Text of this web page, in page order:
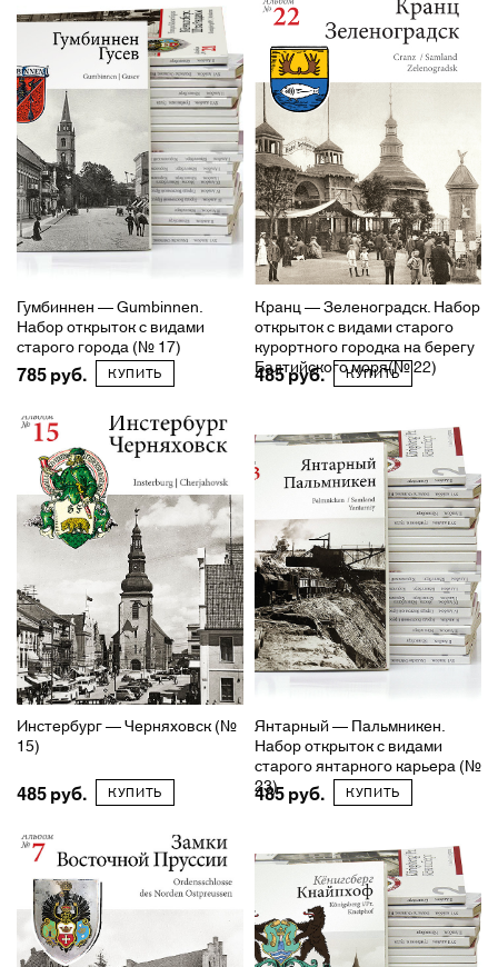
Гумбиннен — Gumbinnen.
Набор открыток с видами
старого города (№ 17)
785 КУПИТЬ
Кранц — Зеленоградск. Набор
открыток с видами старого
курортного городка на берегу
Балтийского моря(№ 22)
485 КУПИТЬ
Инстербург — Черняховск (№
15)
485 КУПИТЬ
Янтарный — Пальмникен.
Набор открыток с видами
старого янтарного карьера (№
23)
485 КУПИТЬ